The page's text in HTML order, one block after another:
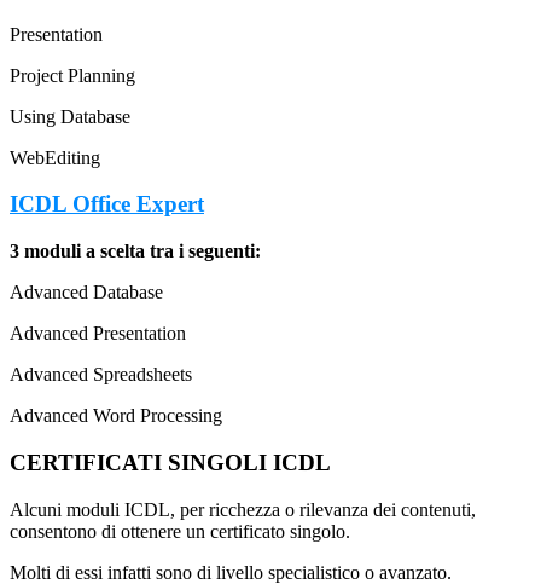
Presentation
Project Planning
Using Database
WebEditing
ICDL Office Expert
3 moduli a scelta tra i seguenti:
Advanced Database
Advanced Presentation
Advanced Spreadsheets
Advanced Word Processing
CERTIFICATI SINGOLI ICDL
Alcuni moduli ICDL, per ricchezza o rilevanza dei contenuti,
consentono di ottenere un certificato singolo.
Molti di essi infatti sono di livello specialistico o avanzato.